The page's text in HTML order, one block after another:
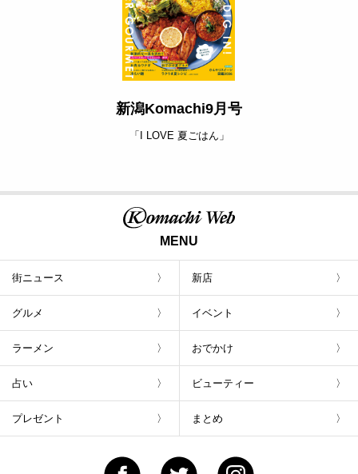
新潟Komachi9月号
「I LOVE 夏ごはん」
MENU
街ニュース 新店
グルメ イベント
ラーメン おでかけ
占い ビューティー
プレゼント まとめ